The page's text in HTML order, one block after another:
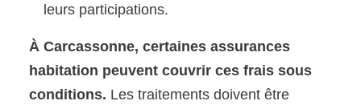
leurs participations.
À Carcassonne, certaines assurances
habitation peuvent couvrir ces frais sous
conditions. Les traitements doivent être